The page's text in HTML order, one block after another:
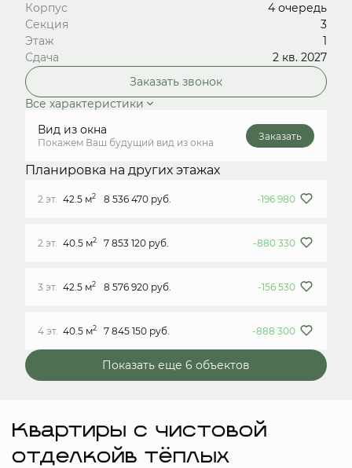
Корпус
4 очередь
Секция
3
Этаж
1
Сдача
2 кв. 2027
Заказать звонок
Все характеристики
Вид из окна
Покажем Ваш будущий вид из окна
Заказать
Планировка на других этажах
2 эт. 42.5 м2 8 536 470 руб. -196 980
2 эт. 40.5 м2 7 853 120 руб. -880 330
3 эт. 42.5 м2 8 576 920 руб. -156 530
4 эт. 40.5 м2 7 845 150 руб. -888 300
Показать еще 6 объектов
Квартиры с чистовой
отделкойв тёплых